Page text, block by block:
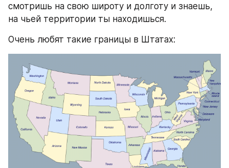
смотришь на свою широту и долготу и знаешь,
на чьей территории ты находишься.
Очень любят такие границы в Штатах: